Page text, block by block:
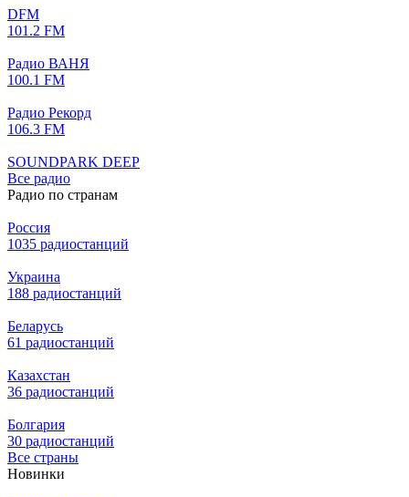
DFM
101.2 FM
Радио ВАНЯ
100.1 FM
Радио Рекорд
106.3 FM
SOUNDPARK DEEP
Все радио
Радио по странам
Россия
1035 радиостанций
Украина
188 радиостанций
Беларусь
61 радиостанций
Казахстан
36 радиостанций
Болгария
30 радиостанций
Все страны
Новинки